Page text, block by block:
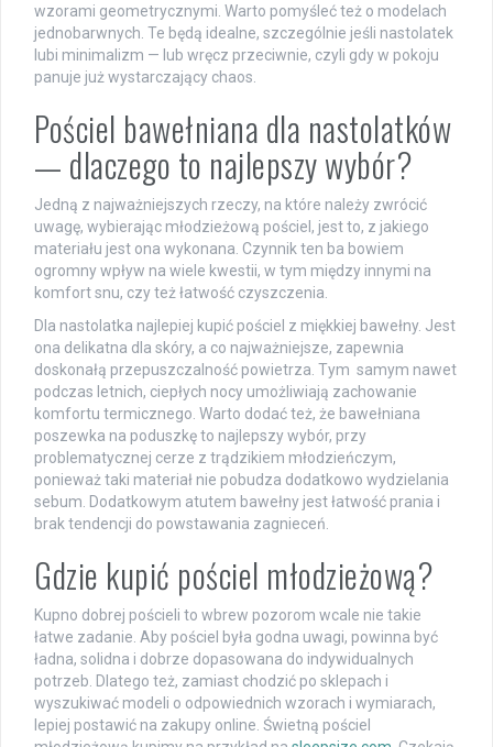
wzorami geometrycznymi. Warto pomyśleć też o modelach
jednobarwnych. Te będą idealne, szczególnie jeśli nastolatek
lubi minimalizm — lub wręcz przeciwnie, czyli gdy w pokoju
panuje już wystarczający chaos.
Pościel bawełniana dla nastolatków
— dlaczego to najlepszy wybór?
Jedną z najważniejszych rzeczy, na które należy zwrócić
uwagę, wybierając młodzieżową pościel, jest to, z jakiego
materiału jest ona wykonana. Czynnik ten ba bowiem
ogromny wpływ na wiele kwestii, w tym między innymi na
komfort snu, czy też łatwość czyszczenia.
Dla nastolatka najlepiej kupić pościel z miękkiej bawełny. Jest
ona delikatna dla skóry, a co najważniejsze, zapewnia
doskonałą przepuszczalność powietrza. Tym samym nawet
podczas letnich, ciepłych nocy umożliwiają zachowanie
komfortu termicznego. Warto dodać też, że bawełniana
poszewka na poduszkę to najlepszy wybór, przy
problematycznej cerze z trądzikiem młodzieńczym,
ponieważ taki materiał nie pobudza dodatkowo wydzielania
sebum. Dodatkowym atutem bawełny jest łatwość prania i
brak tendencji do powstawania zagnieceń.
Gdzie kupić pościel młodzieżową?
Kupno dobrej pościeli to wbrew pozorom wcale nie takie
łatwe zadanie. Aby pościel była godna uwagi, powinna być
ładna, solidna i dobrze dopasowana do indywidualnych
potrzeb. Dlatego też, zamiast chodzić po sklepach i
wyszukiwać modeli o odpowiednich wzorach i wymiarach,
lepiej postawić na zakupy online. Świetną pościel